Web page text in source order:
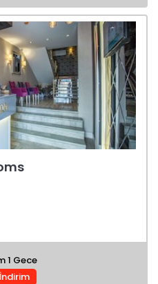
1 Gece